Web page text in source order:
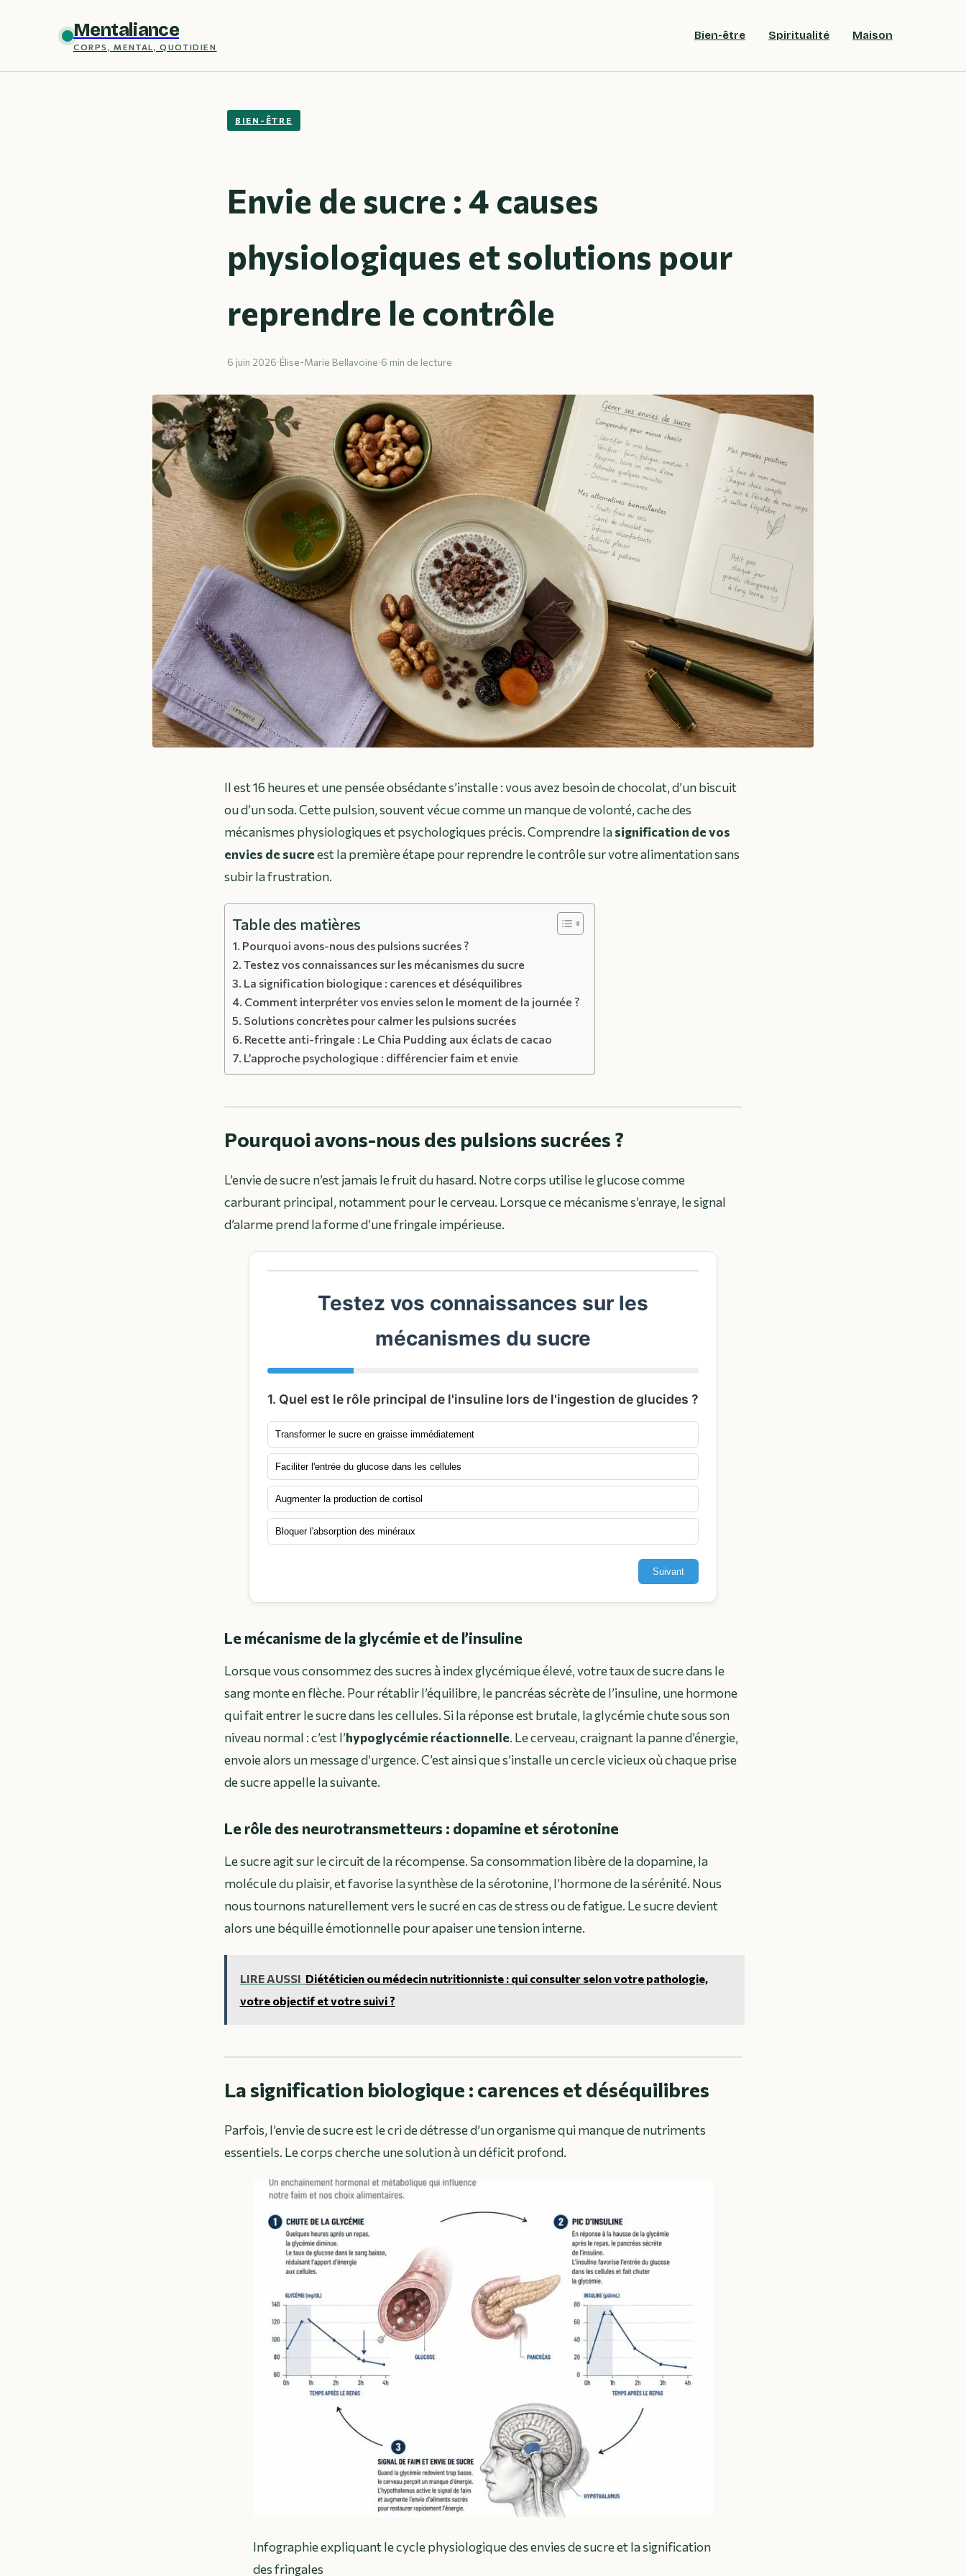
Mentaliance
CORPS, MENTAL, QUOTIDIEN
Bien-être Spiritualité Maison
BIEN-ÊTRE
Envie de sucre : 4 causes
physiologiques et solutions pour
reprendre le contrôle
6 juin 2026·Élise-Marie Bellavoine·6 min de lecture
Il est 16 heures et une pensée obsédante s’installe : vous avez besoin de chocolat, d’un biscuit
ou d’un soda. Cette pulsion, souvent vécue comme un manque de volonté, cache des
mécanismes physiologiques et psychologiques précis. Comprendre lasignification de vos
envies de sucreest la première étape pour reprendre le contrôle sur votre alimentation sans
subir la frustration.
Table des matières
Pourquoi avons-nous des pulsions sucrées ?
Testez vos connaissances sur les mécanismes du sucre
La signification biologique : carences et déséquilibres
Comment interpréter vos envies selon le moment de la journée ?
Solutions concrètes pour calmer les pulsions sucrées
Recette anti-fringale : Le Chia Pudding aux éclats de cacao
L’approche psychologique : différencier faim et envie
Pourquoi avons-nous des pulsions sucrées ?
L’envie de sucre n’est jamais le fruit du hasard. Notre corps utilise le glucose comme
carburant principal, notamment pour le cerveau. Lorsque ce mécanisme s’enraye, le signal
d’alarme prend la forme d’une fringale impérieuse.
Testez vos connaissances sur les
mécanismes du sucre
1. Quel est le rôle principal de l'insuline lors de l'ingestion de glucides ?
Transformer le sucre en graisse immédiatement
Faciliter l'entrée du glucose dans les cellules
Augmenter la production de cortisol
Bloquer l'absorption des minéraux
Suivant
Le mécanisme de la glycémie et de l’insuline
Lorsque vous consommez des sucres à index glycémique élevé, votre taux de sucre dans le
sang monte en flèche. Pour rétablir l’équilibre, le pancréas sécrète de l’insuline, une hormone
qui fait entrer le sucre dans les cellules. Si la réponse est brutale, la glycémie chute sous son
niveau normal : c’est l’hypoglycémie réactionnelle. Le cerveau, craignant la panne d’énergie,
envoie alors un message d’urgence. C’est ainsi que s’installe un cercle vicieux où chaque prise
de sucre appelle la suivante.
Le rôle des neurotransmetteurs : dopamine et sérotonine
Le sucre agit sur le circuit de la récompense. Sa consommation libère de la dopamine, la
molécule du plaisir, et favorise la synthèse de la sérotonine, l’hormone de la sérénité. Nous
nous tournons naturellement vers le sucré en cas de stress ou de fatigue. Le sucre devient
alors une béquille émotionnelle pour apaiser une tension interne.
LIRE AUSSI Diététicien ou médecin nutritionniste : qui consulter selon votre pathologie,
votre objectif et votre suivi ?
La signification biologique : carences et déséquilibres
Parfois, l’envie de sucre est le cri de détresse d’un organisme qui manque de nutriments
essentiels. Le corps cherche une solution à un déficit profond.
Infographie expliquant le cycle physiologique des envies de sucre et la signification
des fringales